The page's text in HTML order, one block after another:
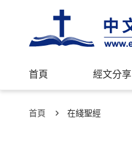
首頁 經文分享
首頁 在綫聖經